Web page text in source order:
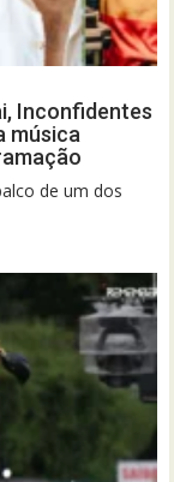
Inconfidentes
música
de um dos